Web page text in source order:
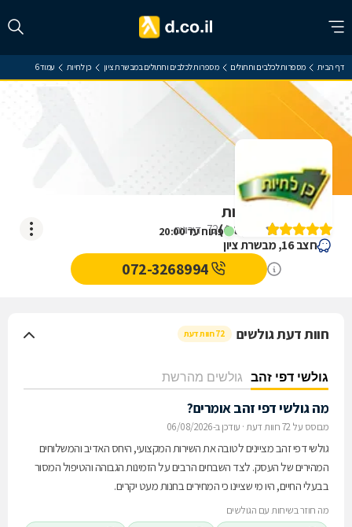
דף הבית מספרות לכלבים וחתולים מספרות לכלבים וחתולים במבשרת ציון כן לחיות עמוד 6
פתוח עד 20:00
ביקורת על כן לחיות
4.8
)
72דירוגים
חצב 16, מבשרת ציון
072-3268994
חוות דעת גולשים 72 חוות דעת
גולשי דפי זהב גולשים מהרשת
מה גולשי דפי זהב אומרים?
מבוסס על 72 חוות דעת · עודכן ב-06/08/2026
גולשי דפי זהב מציינים לטובה את השירות המקצועי, היחס האדיב והמשלוחים
המהירים של העסק. לצד השבחים הרבים על הזמינות הגבוהה והטיפול המסור
בבעלי החיים, היו מי שציינו כי המחירים בחנות מעט יקרים.
מה חוזר בשיחות עם הגולשים